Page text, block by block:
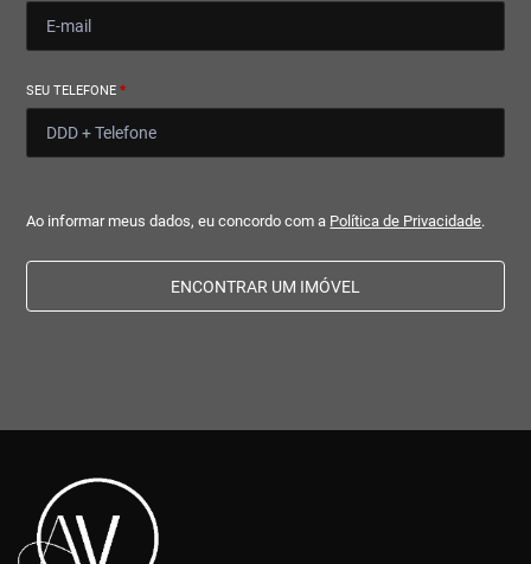
SEU TELEFONE*
Ao informar meus dados, eu concordo com a Política de Privacidade.
ENCONTRAR UM IMÓVEL